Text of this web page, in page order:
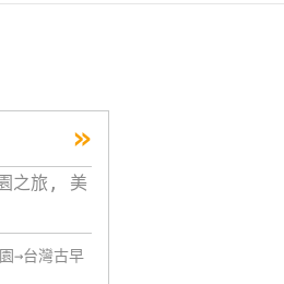
»
之旅, 美
→台灣古早